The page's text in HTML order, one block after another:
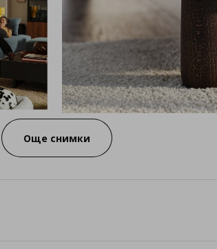
Още снимки